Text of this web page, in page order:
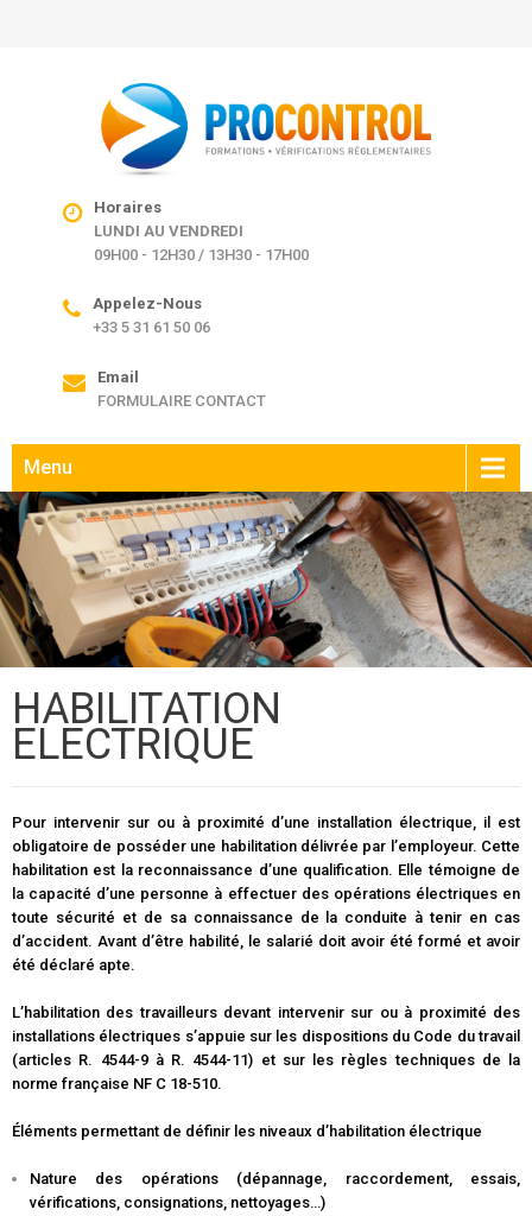
Horaires
LUNDI AU VENDREDI
09H00 - 12H30 / 13H30 - 17H00
Appelez-Nous
+33 5 31 61 50 06
Email
FORMULAIRE CONTACT
Menu
HABILITATION
ELECTRIQUE
Pour intervenir sur ou à proximité d’une installation électrique, il est
obligatoire de posséder une habilitation délivrée par l’employeur. Cette
habilitation est la reconnaissance d’une qualification. Elle témoigne de
la capacité d’une personne à effectuer des opérations électriques en
toute sécurité et de sa connaissance de la conduite à tenir en cas
d’accident. Avant d’être habilité, le salarié doit avoir été formé et avoir
été déclaré apte.
L’habilitation des travailleurs devant intervenir sur ou à proximité des
installations électriques s’appuie sur les dispositions du Code du travail
(articles R. 4544-9 à R. 4544-11) et sur les règles techniques de la
norme française NF C 18-510.
Éléments permettant de définir les niveaux d’habilitation électrique
Nature des opérations (dépannage, raccordement, essais,
vérifications, consignations, nettoyages…)